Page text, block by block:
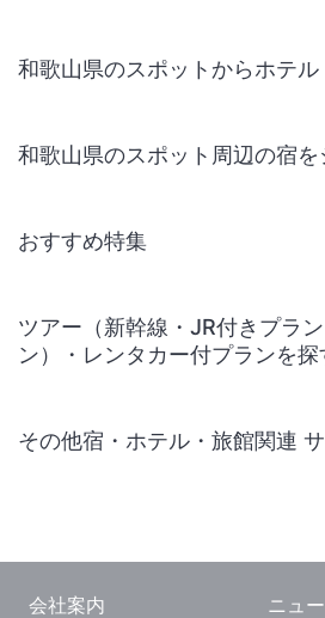
和歌山県のスポットからホテ
和歌山県のスポット周辺の宿
おすすめ特集
ツアー（新幹線・JR付きプラ
ン）・レンタカー付プランを探
その他宿・ホテル・旅館関連
会社案内 ニュ